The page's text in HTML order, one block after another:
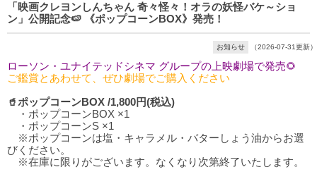
「映画クレヨンしんちゃん 奇々怪々！オラの妖怪バケ～ショ
ン」公開記念🍉 《ポップコーンBOX》発売！
お知らせ （2026-07-31更新）
ローソン・ユナイテッドシネマ グループの上映劇場で発売🌻
ご鑑賞とあわせて、ぜひ劇場でご購入ください
🥤ポップコーンBOX /1,800円(税込)
・ポップコーンBOX ×1
・ポップコーンS ×1
※ポップコーンは塩・キャラメル・バターしょう油からお選
びください。
※在庫に限りがございます。なくなり次第終了いたします。